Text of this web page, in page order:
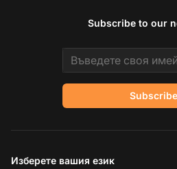
Subscribe to our
Email address
Subscribe
Изберете вашия език